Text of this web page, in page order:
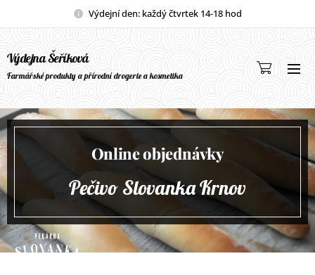
Výdejní den: každý čtvrtek 14-18 hod
Výdejna Šeříková
Farmářské produkty a přírodní drogerie a kosmetika
Online objednávky
Pečivo Slovanka Krnov